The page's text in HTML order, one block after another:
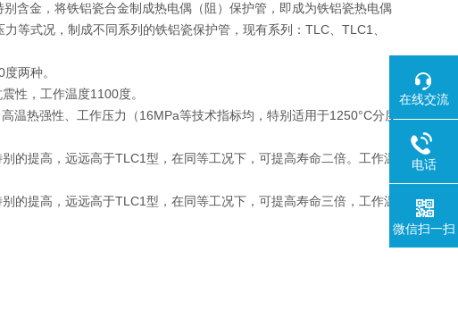
含金，将铁铝瓷合金制成热电偶（阻）保护管，即成为铁铝瓷热电偶
等式况，制成不同系列的铁铝瓷保护管，现有系列：TLC、TLC1、
两种。
性，工作温度1100度。
热强性、工作压力（16MPa等技术指标均，特别适用于1250°C分度
提高，远远高于TLC1型，在同等工况下，可提高寿命二倍。工作温
提高，远远高于TLC1型，在同等工况下，可提高寿命三倍，工作温
在线交流
电话
微信扫一扫